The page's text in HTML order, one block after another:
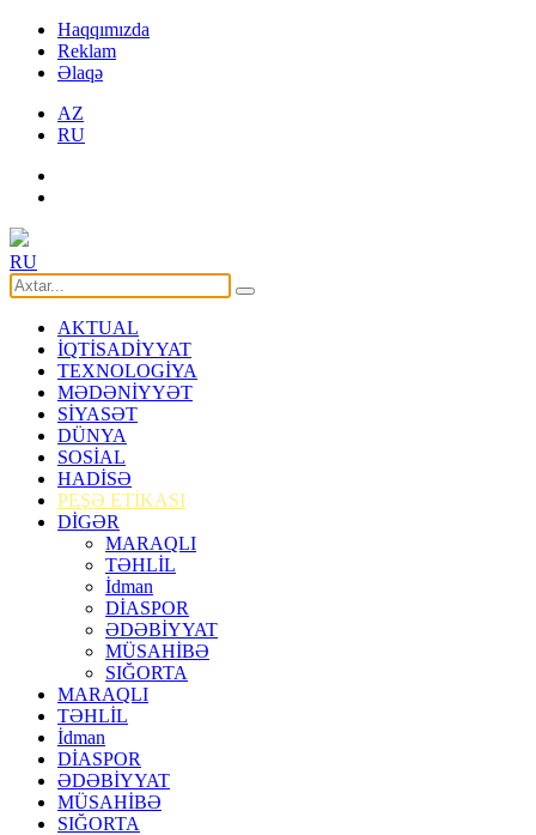
Haqqımızda
Reklam
Əlaqə
AZ
RU
RU
AKTUAL
İQTİSADİYYAT
TEXNOLOGİYA
MƏDƏNİYYƏT
SİYASƏT
DÜNYA
SOSİAL
HADİSƏ
PEŞƏ ETİKASI
DİGƏR
MARAQLI
TƏHLİL
İdman
DİASPOR
ƏDƏBİYYAT
MÜSAHİBƏ
SIĞORTA
MARAQLI
TƏHLİL
İdman
DİASPOR
ƏDƏBİYYAT
MÜSAHİBƏ
SIĞORTA